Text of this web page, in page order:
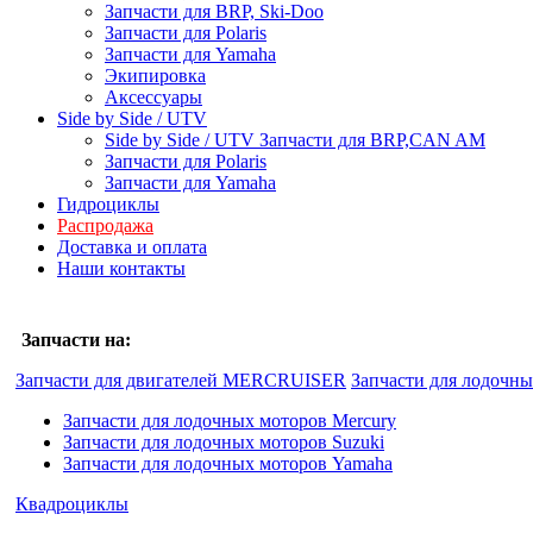
Запчасти для BRP, Ski-Doo
Запчасти для Polaris
Запчасти для Yamaha
Экипировка
Аксессуары
Side by Side / UTV
Side by Side / UTV Запчасти для BRP,CAN AM
Запчасти для Polaris
Запчасти для Yamaha
Гидроциклы
Распродажа
Доставка и оплата
Наши контакты
Запчасти на:
Запчасти для двигателей MERCRUISER Запчасти для
Запчасти для лодочных моторов Mercury
Запчасти для лодочных моторов Suzuki
Запчасти для лодочных моторов Yamaha
Квадроциклы